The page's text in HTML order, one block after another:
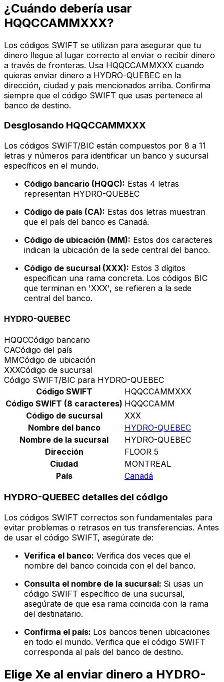
¿Cuándo debería usar
HQQCCAMMXXX?
Los códigos SWIFT se utilizan para asegurar que tu
dinero llegue al lugar correcto al enviar o recibir dinero
a través de fronteras. Usa HQQCCAMMXXX cuando
quieras enviar dinero a HYDRO-QUEBEC en la
dirección, ciudad y país mencionados arriba. Confirma
siempre que el código SWIFT que usas pertenece al
banco de destino.
Desglosando HQQCCAMMXXX
Los códigos SWIFT/BIC están compuestos por 8 a 11
letras y números para identificar un banco y sucursal
específicos en el mundo.
Código bancario (HQQC): Estas 4 letras
representan HYDRO-QUEBEC
Código de país (CA): Estas dos letras muestran
que el país del banco es Canadá.
Código de ubicación (MM): Estos dos caracteres
indican la ubicación de la sede central del banco.
Código de sucursal (XXX): Estos 3 dígitos
especifican una rama concreta. Los códigos BIC
que terminan en 'XXX', se refieren a la sede
central del banco.
HYDRO-QUEBEC
HQQCCódigo bancario
CACódigo del país
MMCódigo de ubicación
XXXCódigo de sucursal
Código SWIFT/BIC para HYDRO-QUEBEC
Código SWIFT
HQQCCAMMXXX
Código SWIFT (8 caracteres) HQQCCAMM
Código de sucursal
XXX
Nombre del banco
HYDRO-QUEBEC
Nombre de la sucursal
HYDRO-QUEBEC
Dirección
FLOOR 5
Ciudad
MONTREAL
País
Canadá
HYDRO-QUEBEC detalles del código
Los códigos SWIFT correctos son fundamentales para
evitar problemas o retrasos en tus transferencias. Antes
de usar el código SWIFT, asegúrate de:
Verifica el banco: Verifica dos veces que el
nombre del banco coincida con el del banco.
Consulta el nombre de la sucursal: Si usas un
código SWIFT específico de una sucursal,
asegúrate de que esa rama coincida con la rama
del destinatario.
Confirma el país: Los bancos tienen ubicaciones
en todo el mundo. Verifica que el código SWIFT
corresponda al país del banco de destino.
Elige Xe al enviar dinero a HYDRO-